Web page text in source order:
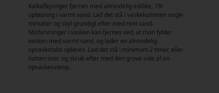
Kalkaflejringer fjernes med almindelig eddike, 7%
opløsning i varmt vand. Lad det stå i vaskekummen nogle
minutter og skyl grundigt efter med rent vand.
Misfarvninger i vasken kan fjernes ved, at man fylder
vasken med varmt vand, og lader en almindelig
opvasketabs opløses. Lad det stå i minimum 2 timer, eller
natten over og skrub efter med den grove side af en
opvaskesvamp.